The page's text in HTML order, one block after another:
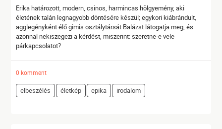
Erika határozott, modern, csinos, harmincas hölgyemény, aki
életének talán legnagyobb döntésére készül; egykori kiábrándult,
agglegényként élő gimis osztálytársát Balázst látogatja meg, és
azonnal nekiszegezi a kérdést, miszerint: szeretne-e vele
párkapcsolatot?
0 komment
elbeszélés életkép epika irodalom